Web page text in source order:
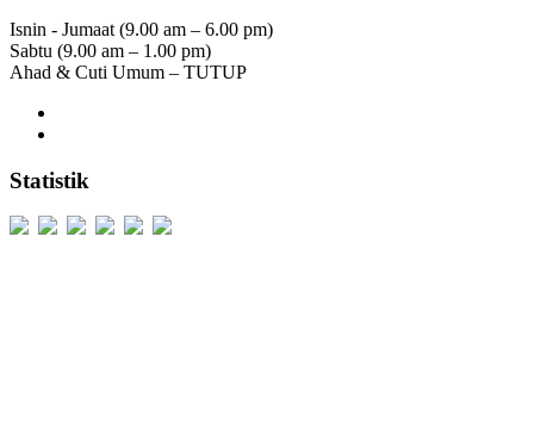
Isnin - Jumaat (9.00 am – 6.00 pm)
Sabtu (9.00 am – 1.00 pm)
Ahad & Cuti Umum – TUTUP
Statistik